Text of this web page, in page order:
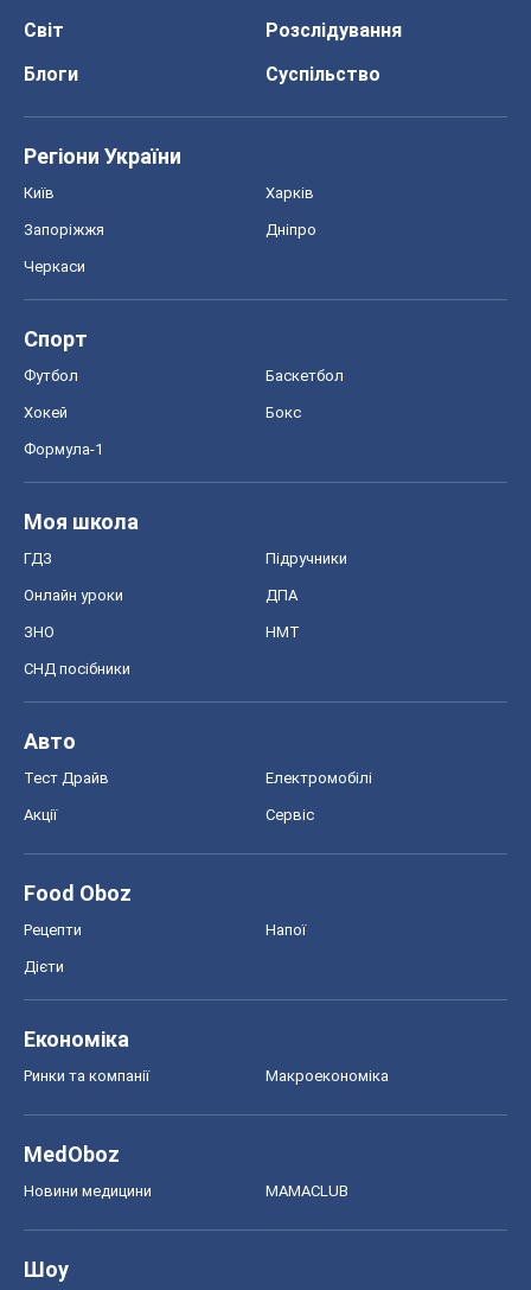
Світ
Розслідування
Блоги
Суспільство
Регіони України
Київ Харків
Запоріжжя Дніпро
Черкаси
Спорт
Футбол Баскетбол
Хокей Бокс
Формула-1
Моя школа
ГДЗ Підручники
Онлайн уроки ДПА
ЗНО НМТ
СНД посібники
Авто
Тест Драйв Електромобілі
Акції Сервіс
Food Oboz
Рецепти Напої
Дієти
Економіка
Ринки та компанії Макроекономіка
MedOboz
Новини медицини MAMACLUB
Шоу